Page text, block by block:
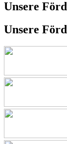
Unsere
Unsere